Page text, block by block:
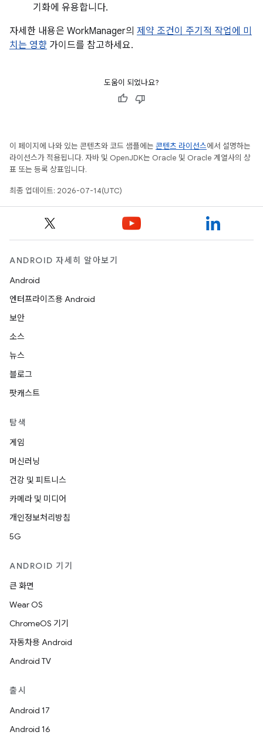
기화에 유용합니다.
자세한 내용은 WorkManager의 제약 조건이 주기적 작업에 미
치는 영향 가이드를 참고하세요.
도움이 되었나요?
이 페이지에 나와 있는 콘텐츠와 코드 샘플에는 콘텐츠 라이선스에서 설명하는
라이선스가 적용됩니다. 자바 및 OpenJDK는 Oracle 및 Oracle 계열사의 상
표 또는 등록 상표입니다.
최종 업데이트: 2026-07-14(UTC)
ANDROID 자세히 알아보기
Android
엔터프라이즈용 Android
보안
소스
뉴스
블로그
팟캐스트
탐색
게임
머신러닝
건강 및 피트니스
카메라 및 미디어
개인정보처리방침
5G
ANDROID 기기
큰 화면
Wear OS
ChromeOS 기기
자동차용 Android
Android TV
출시
Android 17
Android 16